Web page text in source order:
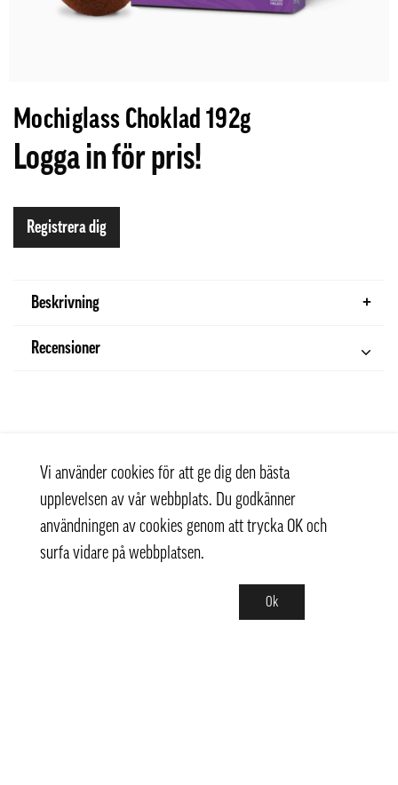
Mochiglass Choklad 192g
Logga in för pris!
Registrera dig
Beskrivning
Recensioner
Vi använder cookies för att ge dig den bästa
upplevelsen av vår webbplats. Du godkänner
användningen av cookies genom att trycka OK och
surfa vidare på webbplatsen.
Ok